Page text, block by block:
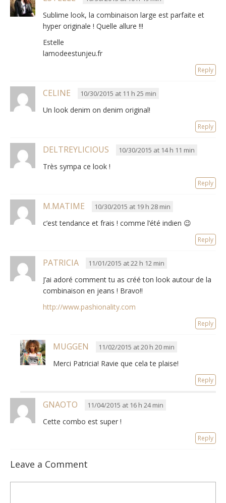
Sublime look, la combinaison large est parfaite et
hyper originale ! Quelle allure !!!
Estelle
lamodeestunjeu.fr
Reply
CELINE 10/30/2015 at 11 h 25 min
Un look denim on denim original!
Reply
DELTREYLICIOUS 10/30/2015 at 14 h 11 min
Très sympa ce look !
Reply
M.MATIME 10/30/2015 at 19 h 28 min
c’est tendance et frais ! comme l’été indien 😉
Reply
PATRICIA 11/01/2015 at 22 h 12 min
J’ai adoré comment tu as créé ton look autour de la
combinaison en jeans ! Bravo!!
http://www.pashionality.com
Reply
MUGGEN 11/02/2015 at 20 h 20 min
Merci Patricia! Ravie que cela te plaise!
Reply
GNAOTO 11/04/2015 at 16 h 24 min
Cette combo est super !
Reply
Leave a Comment